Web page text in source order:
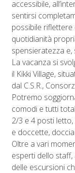
accessibile,
sentirsi
possibile
quotidianità
spensieratezza
La vacanza si
il Kikki Village,
dal C.S.R.,
Potremo
comodi e tutti
2/3 e 4 posti
e doccette,
Oltre a vari
esperti dello
delle escursioni